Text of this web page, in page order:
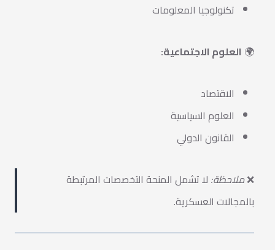
تكنولوجيا المعلومات
🌍 العلوم الاجتماعية:
الاقتصاد
العلوم السياسية
القانون الدولي
❌ملاحظة: لا تشمل المنحة التخصصات المرتبطة
بالمجالات العسكرية.